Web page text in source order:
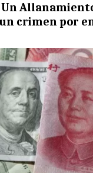
Un
crimen por